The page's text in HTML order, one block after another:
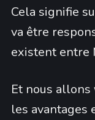
Cela signifie
va être
existent entre
Et nous
les avantages